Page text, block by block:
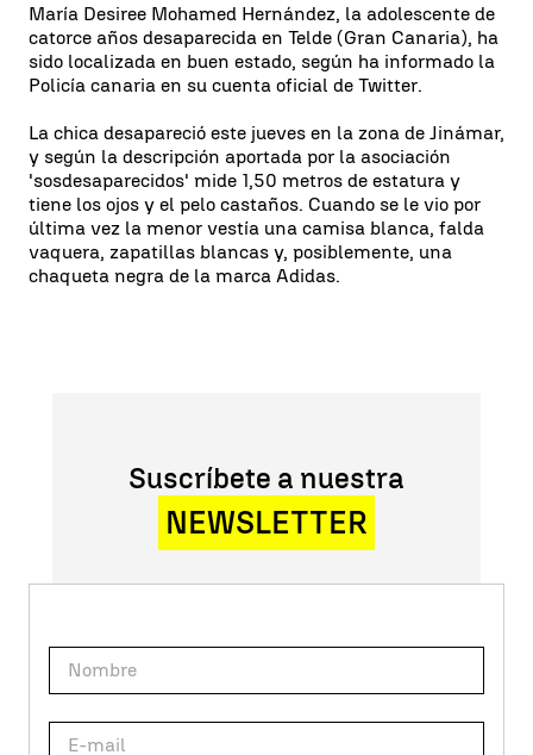
María Desiree Mohamed Hernández, la adolescente de
catorce años desaparecida en Telde (Gran Canaria), ha
sido localizada en buen estado, según ha informado la
Policía canaria en su cuenta oficial de Twitter.
La chica desapareció este jueves en la zona de Jinámar,
y según la descripción aportada por la asociación
'sosdesaparecidos' mide 1,50 metros de estatura y
tiene los ojos y el pelo castaños. Cuando se le vio por
última vez la menor vestía una camisa blanca, falda
vaquera, zapatillas blancas y, posiblemente, una
chaqueta negra de la marca Adidas.
Suscríbete a nuestra
NEWSLETTER